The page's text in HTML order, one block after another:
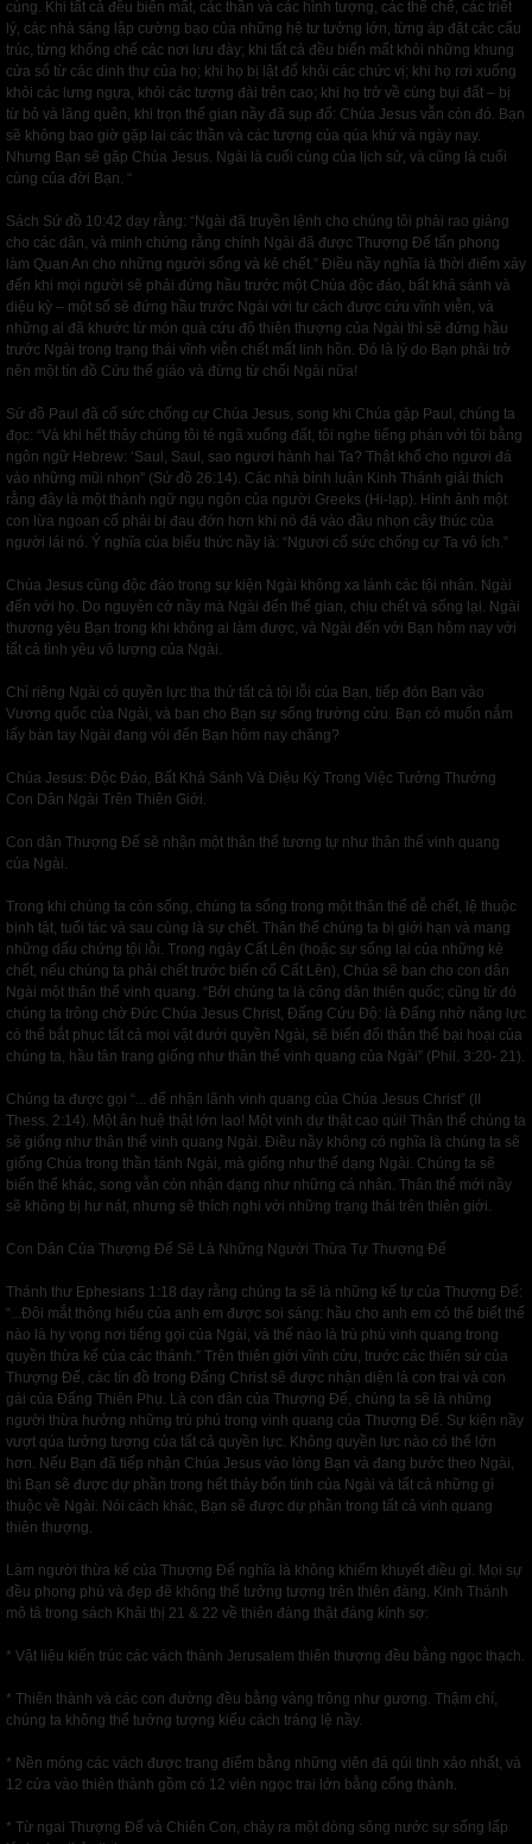
cùng. Khi tất cả đều biến mất, các thần và các hình tượng, các thể chế, các triết
lý, các nhà sáng lập cường bạo của những hệ tư tưởng lớn, từng áp đặt các cấu
trúc, từng khống chế các nơi lưu đày; khi tất cả đều biến mất khỏi những khung
cửa sổ từ các dinh thự của họ; khi họ bị lật đổ khỏi các chức vị; khi họ rơi xuống
khỏi các lưng ngựa, khỏi các tượng đài trên cao; khi họ trở về cùng bụi đất – bị
từ bỏ và lãng quên, khi trọn thế gian nầy đã sụp đổ: Chúa Jesus vẫn còn đó. Bạn
sẽ không bao giờ gặp lại các thần và các tượng của qúa khứ và ngày nay.
Nhưng Bạn sẽ gặp Chúa Jesus. Ngài là cuối cùng của lịch sử, và cũng là cuối
cùng của đời Bạn. “
Sách Sứ đồ 10:42 dạy rằng: “Ngài đã truyền lệnh cho chúng tôi phải rao giảng
cho các dân, và minh chứng rằng chính Ngài đã được Thượng Đế tấn phong
làm Quan An cho những người sống và kẻ chết.” Điều nầy nghĩa là thời điểm xảy
đến khi mọi người sẽ phải đứng hầu trước một Chúa độc đáo, bất khả sánh và
diệu kỳ – một số sẽ đứng hầu trước Ngài với tư cách được cứu vĩnh viễn, và
những ai đã khước từ món quà cứu độ thiên thượng của Ngài thì sẽ đứng hầu
trước Ngài trong trạng thái vĩnh viễn chết mất linh hồn. Đó là lý do Bạn phải trở
nên một tín đồ Cứu thế giáo và đừng từ chối Ngài nữa!
Sứ đồ Paul đã cố sức chống cự Chúa Jesus, song khi Chúa gặp Paul, chúng ta
đọc: “Và khi hết thảy chúng tôi té ngã xuống đất, tôi nghe tiếng phán với tôi bằng
ngôn ngữ Hebrew: ‘Saul, Saul, sao ngươi hành hại Ta? Thật khổ cho ngươi đá
vào những mũi nhọn” (Sứ đồ 26:14). Các nhà bình luận Kinh Thánh giải thích
rằng đây là một thành ngữ ngụ ngôn của người Greeks (Hi-lạp). Hình ảnh một
con lừa ngoan cố phải bị đau đớn hơn khi nó đá vào đầu nhọn cây thúc của
người lái nó. Ý nghĩa của biểu thức nầy là: “Ngươi cố sức chống cự Ta vô ích.”
Chúa Jesus cũng độc đáo trong sự kiện Ngài không xa lánh các tội nhân. Ngài
đến với họ. Do nguyên cớ nầy mà Ngài đến thế gian, chịu chết và sống lại. Ngài
thương yêu Bạn trong khi không ai làm được, và Ngài đến với Bạn hôm nay với
tất cả tình yêu vô lượng của Ngài.
Chỉ riêng Ngài có quyền lực tha thứ tất cả tội lỗi của Bạn, tiếp đón Bạn vào
Vương quốc của Ngài, và ban cho Bạn sự sống trường cửu. Bạn có muốn nắm
lấy bàn tay Ngài đang vói đến Bạn hôm nay chăng?
Chúa Jesus: Độc Đáo, Bất Khả Sánh Và Diệu Kỳ Trong Việc Tưởng Thưởng
Con Dân Ngài Trên Thiên Giới.
Con dân Thượng Đế sẽ nhận một thân thể tương tự như thân thể vinh quang
của Ngài.
Trong khi chúng ta còn sống, chúng ta sống trong một thân thể dễ chết, lệ thuộc
bịnh tật, tuổi tác và sau cùng là sự chết. Thân thể chúng ta bị giới hạn và mang
những dấu chứng tội lỗi. Trong ngày Cất Lên (hoặc sự sống lại của những kẻ
chết, nếu chúng ta phải chết trước biến cố Cất Lên), Chúa sẽ ban cho con dân
Ngài một thân thể vinh quang. “Bởi chúng ta là công dân thiên quốc; cũng từ đó
chúng ta trông chờ Đức Chúa Jesus Christ, Đấng Cứu Độ: là Đấng nhờ năng lực
có thể bắt phục tất cả mọi vật dưới quyền Ngài, sẽ biến đổi thân thể bại hoại của
chúng ta, hầu tân trang giống như thân thể vinh quang của Ngài” (Phil. 3:20- 21).
Chúng ta được gọi “... để nhận lãnh vinh quang của Chúa Jesus Christ” (II
Thess. 2:14). Một ân huệ thật lớn lao! Một vinh dự thật cao qúi! Thân thể chúng ta
sẽ giống như thân thể vinh quang Ngài. Điều nầy không có nghĩa là chúng ta sẽ
giống Chúa trong thần tánh Ngài, mà giống như thể dạng Ngài. Chúng ta sẽ
biến thể khác, song vẫn còn nhận dạng như những cá nhân. Thân thể mới nầy
sẽ không bị hư nát, nhưng sẽ thích nghi với những trạng thái trên thiên giới.
Con Dân Của Thượng Đế Sẽ Là Những Người Thừa Tự Thượng Đế
Thánh thư Ephesians 1:18 dạy rằng chúng ta sẽ là những kế tự của Thượng Đế:
“...Đôi mắt thông hiểu của anh em được soi sáng: hầu cho anh em có thể biết thế
nào là hy vọng nơi tiếng gọi của Ngài, và thế nào là trù phú vinh quang trong
quyền thừa kế của các thánh.” Trên thiên giới vĩnh cửu, trước các thiên sứ của
Thượng Đế, các tín đồ trong Đấng Christ sẽ được nhận diện là con trai và con
gái của Đấng Thiên Phụ. Là con dân của Thượng Đế, chúng ta sẽ là những
người thừa hưởng những trù phú trong vinh quang của Thượng Đế. Sự kiện nầy
vượt qúa tưởng tượng của tất cả quyền lực. Không quyền lực nào có thể lớn
hơn. Nếu Bạn đã tiếp nhận Chúa Jesus vào lòng Bạn và đang bước theo Ngài,
thì Bạn sẽ được dự phần trong hết thảy bổn tính của Ngài và tất cả những gì
thuộc về Ngài. Nói cách khác, Bạn sẽ được dự phần trong tất cả vinh quang
thiên thượng.
Làm người thừa kế của Thượng Đế nghĩa là không khiếm khuyết điều gì. Mọi sự
đều phong phú và đẹp đẽ không thể tưởng tượng trên thiên đàng. Kinh Thánh
mô tả trong sách Khải thị 21 & 22 về thiên đàng thật đáng kính sợ:
* Vật liệu kiến trúc các vách thành Jerusalem thiên thượng đều bằng ngọc thạch.
* Thiên thành và các con đường đều bằng vàng trông như gương. Thậm chí,
chúng ta không thể tưởng tượng kiểu cách tráng lệ nầy.
* Nền móng các vách được trang điểm bằng những viên đá qúi tinh xảo nhất, và
12 cửa vào thiên thành gồm có 12 viên ngọc trai lớn bằng cổng thành.
* Từ ngai Thượng Đế và Chiên Con, chảy ra một dòng sông nước sự sống lấp